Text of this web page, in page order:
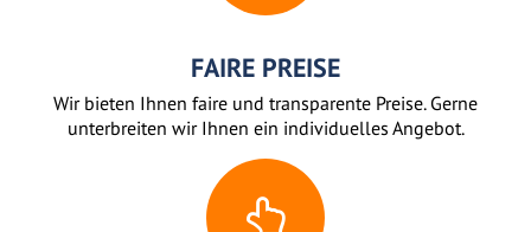
FAIRE PREISE
Wir bieten Ihnen faire und transparente Preise. Gerne
unterbreiten wir Ihnen ein individuelles Angebot.